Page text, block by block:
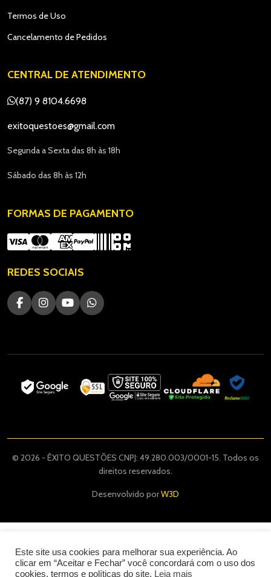
Termos de Uso
Cancelamento de Pedidos
CENTRAL DE ATENDIMENTO
(87) 9 8104.6698
exitoquestoes@gmail.com
Segunda a Sexta das 8h às 18h
Sábado das 8h às 12h
FORMAS DE PAGAMENTO
REDES SOCIAIS
© 2026 - ÊXITO QUESTÕES CNPJ: 49.280.003/0001-15. Todos os
direitos reservados.
Desenvolvido porW3D
Este site usa cookies para melhorar sua experiência. Ao
clicar em “Aceitar e Fechar” você concordará com o uso dos
cookies, termos e políticas do site. Leia mais